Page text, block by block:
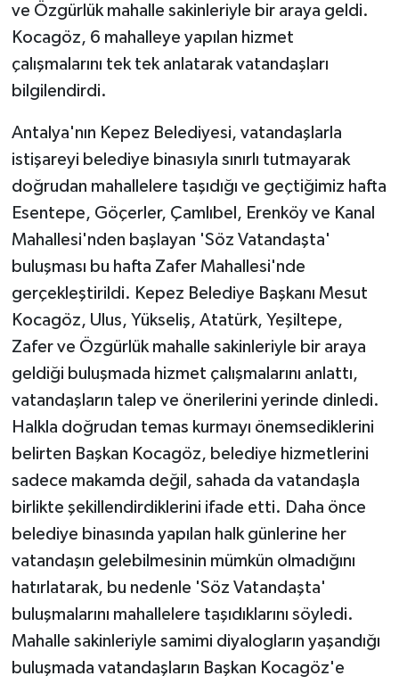
ve Özgürlük mahalle sakinleriyle bir araya geldi.
Kocagöz, 6 mahalleye yapılan hizmet
çalışmalarını tek tek anlatarak vatandaşları
bilgilendirdi.
Antalya'nın Kepez Belediyesi, vatandaşlarla
istişareyi belediye binasıyla sınırlı tutmayarak
doğrudan mahallelere taşıdığı ve geçtiğimiz hafta
Esentepe, Göçerler, Çamlıbel, Erenköy ve Kanal
Mahallesi'nden başlayan 'Söz Vatandaşta'
buluşması bu hafta Zafer Mahallesi'nde
gerçekleştirildi. Kepez Belediye Başkanı Mesut
Kocagöz, Ulus, Yükseliş, Atatürk, Yeşiltepe,
Zafer ve Özgürlük mahalle sakinleriyle bir araya
geldiği buluşmada hizmet çalışmalarını anlattı,
vatandaşların talep ve önerilerini yerinde dinledi.
Halkla doğrudan temas kurmayı önemsediklerini
belirten Başkan Kocagöz, belediye hizmetlerini
sadece makamda değil, sahada da vatandaşla
birlikte şekillendirdiklerini ifade etti. Daha önce
belediye binasında yapılan halk günlerine her
vatandaşın gelebilmesinin mümkün olmadığını
hatırlatarak, bu nedenle 'Söz Vatandaşta'
buluşmalarını mahallelere taşıdıklarını söyledi.
Mahalle sakinleriyle samimi diyalogların yaşandığı
buluşmada vatandaşların Başkan Kocagöz'e